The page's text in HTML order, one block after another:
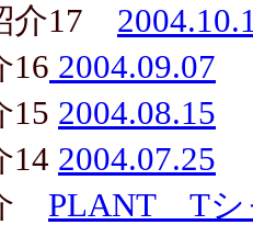
介17
16 2004.09.07
15 2004.08.15
14 2004.07.25
PLANT Tシ